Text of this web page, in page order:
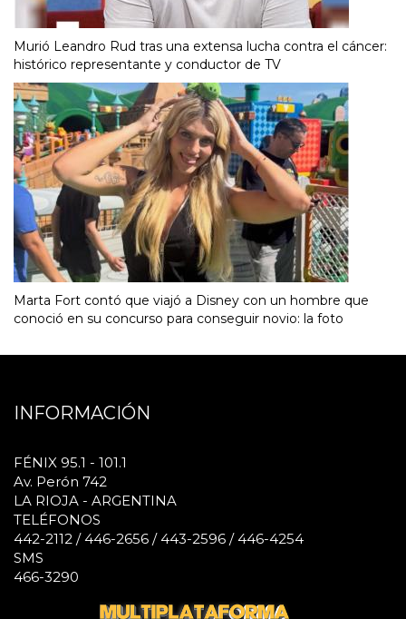
Murió Leandro Rud tras una extensa lucha contra el cáncer:
histórico representante y conductor de TV
Marta Fort contó que viajó a Disney con un hombre que
conoció en su concurso para conseguir novio: la foto
INFORMACIÓN
FÉNIX 95.1 - 101.1
Av. Perón 742
LA RIOJA - ARGENTINA
TELÉFONOS
442-2112 / 446-2656 / 443-2596 / 446-4254
SMS
466-3290